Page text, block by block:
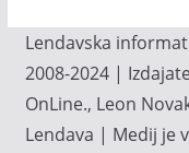
Lendavska
2008-2024 |
OnLine., Leon
Lendava | Medij je